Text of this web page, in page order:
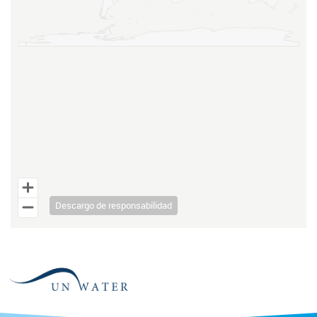
Descargo de responsabilidad